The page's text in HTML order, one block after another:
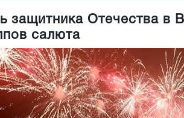
защитника Отечества в
салюта